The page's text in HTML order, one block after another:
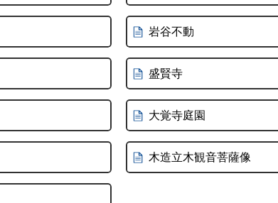
岩谷不動
盛賢寺
大覚寺庭園
木造立木観音菩薩像